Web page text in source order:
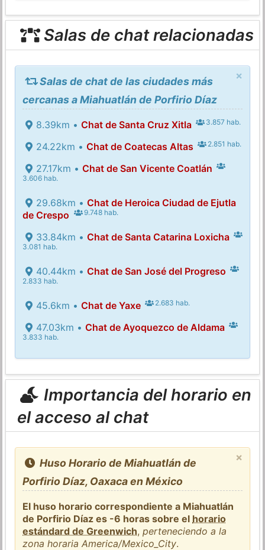
Salas de chat relacionadas
×
Salas de chat de las ciudades más
cercanas a Miahuatlán de Porfirio Díaz
8.39km • Chat de Santa Cruz Xitla 3.857 hab.
24.22km • Chat de Coatecas Altas 2.851 hab.
27.17km • Chat de San Vicente Coatlán
3.606 hab.
29.68km • Chat de Heroica Ciudad de Ejutla
de Crespo
9.748 hab.
33.84km • Chat de Santa Catarina Loxicha
3.081 hab.
40.44km • Chat de San José del Progreso
2.833 hab.
45.6km • Chat de Yaxe 2.683 hab.
47.03km • Chat de Ayoquezco de Aldama
3.833 hab.
Importancia del horario en
el acceso al chat
×
Huso Horario de Miahuatlán de
Porfirio Díaz, Oaxaca en México
El huso horario correspondiente a Miahuatlán
de Porfirio Díaz es -6 horas sobre el horario
estándard de Greenwich,perteneciendo a la
zona horaria America/Mexico_City.